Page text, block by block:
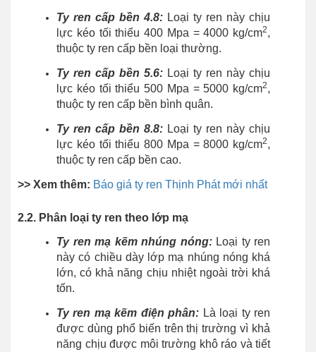
Ty ren cấp bền 4.8: Loại ty ren này chịu
lực kéo tối thiểu 400 Mpa = 4000 kg/cm2,
thuộc ty ren cấp bền loại thường.
Ty ren cấp bền 5.6: Loại ty ren này chịu
lực kéo tối thiểu 500 Mpa = 5000 kg/cm2,
thuộc ty ren cấp bền bình quân.
Ty ren cấp bền 8.8: Loại ty ren này chịu
lực kéo tối thiểu 800 Mpa = 8000 kg/cm2,
thuộc ty ren cấp bền cao.
>> Xem thêm: Báo giá ty ren Thịnh Phát mới nhất
2.2. Phân loại ty ren theo lớp mạ
Ty ren mạ kẽm nhúng nóng:Loại ty ren
này có chiều dày lớp mạ nhúng nóng khá
lớn, có khả năng chịu nhiệt ngoài trời khá
tốn.
Ty ren mạ kẽm điện phân: Là loại ty ren
được dùng phổ biến trên thị trường vì khả
năng chịu được môi trường khô ráo và tiết